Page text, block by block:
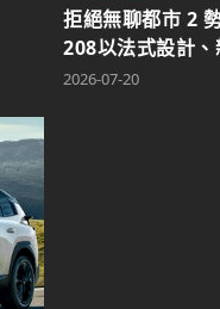
拒絕無聊都市 2
208以法式設計
萬新動來襲。
2026-07-20